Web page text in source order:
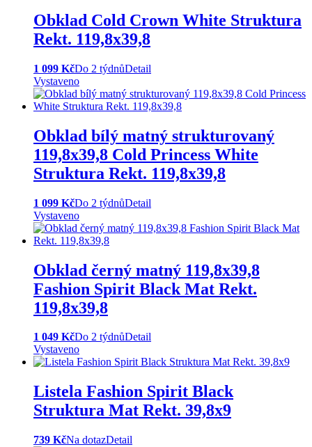
Obklad Cold Crown White Struktura
Rekt. 119,8x39,8
1 099 KčDo 2 týdnůDetail
Vystaveno
Obklad bílý matný strukturovaný
119,8x39,8 Cold Princess White
Struktura Rekt. 119,8x39,8
1 099 KčDo 2 týdnůDetail
Vystaveno
Obklad černý matný 119,8x39,8
Fashion Spirit Black Mat Rekt.
119,8x39,8
1 049 KčDo 2 týdnůDetail
Vystaveno
Listela Fashion Spirit Black
Struktura Mat Rekt. 39,8x9
739 KčNa dotazDetail